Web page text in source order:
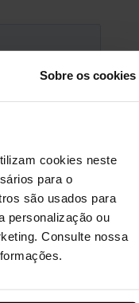
Sobre os cookies
cookies neste
para o
são usados para
personalização ou
Consulte nossa